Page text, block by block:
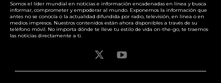
Somos el líder mundial en noticias e información encadenadas en línea y busca
informar, comprometer y empoderar al mundo. Exponemos la información que
antes no se conocía o la actualidad difundida por radio, televisión, en línea o en
medios impresos. Nuestros contenidos están ahora disponibles a través de su
teléfono móvil. No importa dónde te lleve tu estilo de vida on-the-go, te traemos
las noticias directamente a ti.